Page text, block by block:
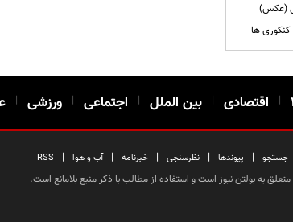
(عکس)
ها
| اقتصادی | بین الملل | اجتماعی | ورزشی |
جستجو | پیوندها | نظرسنجی | خبرنامه | آب و هوا |
RSS
به بولتن نیوز است و استفاده از مطالب با ذکر منبع بلامانع است.